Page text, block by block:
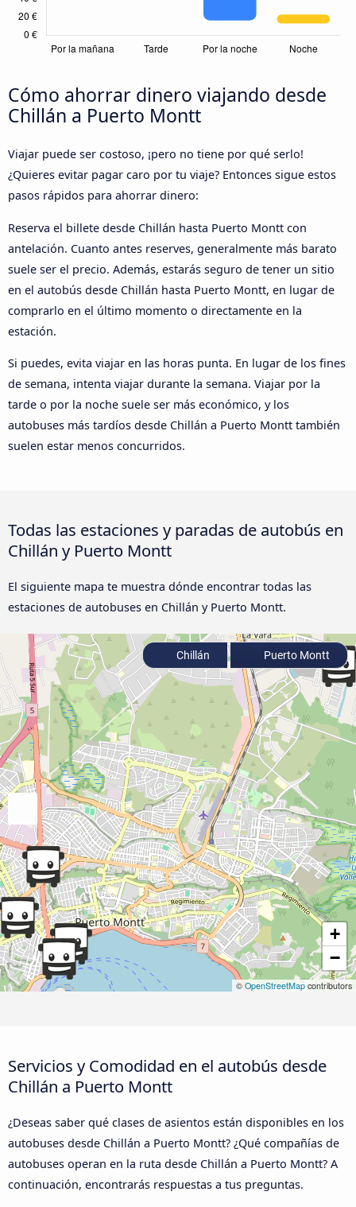
Cómo ahorrar dinero viajando desde
Chillán a Puerto Montt
Viajar puede ser costoso, ¡pero no tiene por qué serlo!
¿Quieres evitar pagar caro por tu viaje? Entonces sigue estos
pasos rápidos para ahorrar dinero:
Reserva el billete desde Chillán hasta Puerto Montt con
antelación. Cuanto antes reserves, generalmente más barato
suele ser el precio. Además, estarás seguro de tener un sitio
en el autobús desde Chillán hasta Puerto Montt, en lugar de
comprarlo en el último momento o directamente en la
estación.
Si puedes, evita viajar en las horas punta. En lugar de los fines
de semana, intenta viajar durante la semana. Viajar por la
tarde o por la noche suele ser más económico, y los
autobuses más tardíos desde Chillán a Puerto Montt también
suelen estar menos concurridos.
Todas las estaciones y paradas de autobús en
Chillán y Puerto Montt
El siguiente mapa te muestra dónde encontrar todas las
estaciones de autobuses en Chillán y Puerto Montt.
+
−
© OpenStreetMap contributors
Chillán Puerto Montt
Servicios y Comodidad en el autobús desde
Chillán a Puerto Montt
¿Deseas saber qué clases de asientos están disponibles en los
autobuses desde Chillán a Puerto Montt? ¿Qué compañías de
autobuses operan en la ruta desde Chillán a Puerto Montt? A
continuación, encontrarás respuestas a tus preguntas.